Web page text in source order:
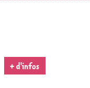
+ d'infos